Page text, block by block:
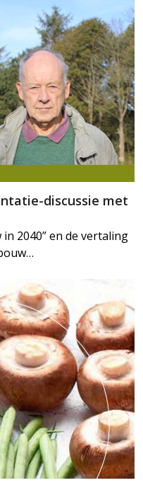
discussie met
2040” en de vertaling